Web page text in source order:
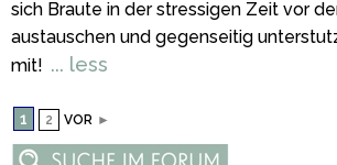
sich Braute in der stressigen Zeit vor
austauschen und gegenseitig
mit! ... less
1 2 VOR ►